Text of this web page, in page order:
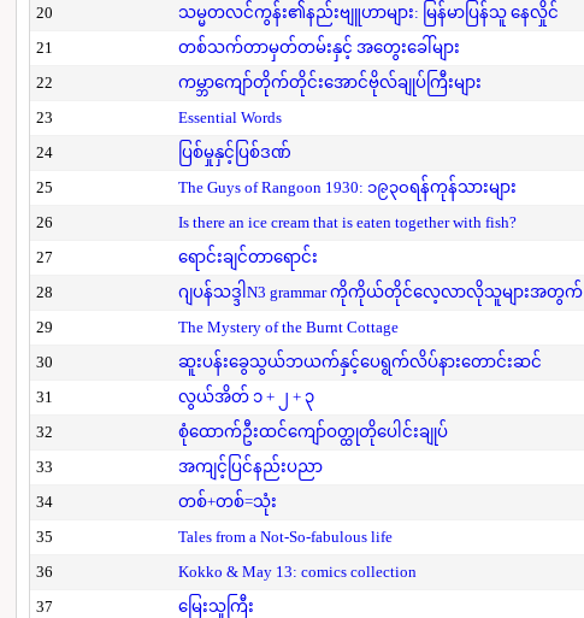
20
သမ္မတလင်ကွန်း၏နည်းဗျူဟာများ: မြန်မာပြန်သူ နေလှိုင်
21
တစ်သက်တာမှတ်တမ်းနှင့် အတွေးခေါ်များ
22
ကမ္ဘာကျော်တိုက်တိုင်းအောင်ဗိုလ်ချုပ်ကြီးများ
23
Essential Words
24
ပြစ်မှုနှင့်ပြစ်ဒဏ်
25
The Guys of Rangoon 1930: ၁၉၃၀ရန်ကုန်သားများ
26
Is there an ice cream that is eaten together with fish?
27
ရောင်းချင်တာရောင်း
28
ဂျပန်သဒ္ဒါN3 grammar ကိုကိုယ်တိုင်လေ့လာလိုသူများအတွက်
29
The Mystery of the Burnt Cottage
30
ဆူးပန်းခွေသွယ်ဘယက်နှင့်ပေရွက်လိပ်နားတောင်းဆင်
31
လွယ်အိတ် ၁ + ၂ + ၃
32
စုံထောက်ဦးထင်ကျော်ဝတ္ထုတိုပေါင်းချုပ်
33
အကျင့်ပြင်နည်းပညာ
34
တစ်+တစ်=သုံး
35
Tales from a Not-So-fabulous life
36
Kokko & May 13: comics collection
37
မြေးသူကြီး